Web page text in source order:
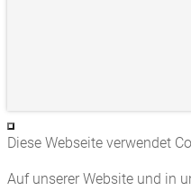
Diese Webseite verwendet
Auf unserer Website und in